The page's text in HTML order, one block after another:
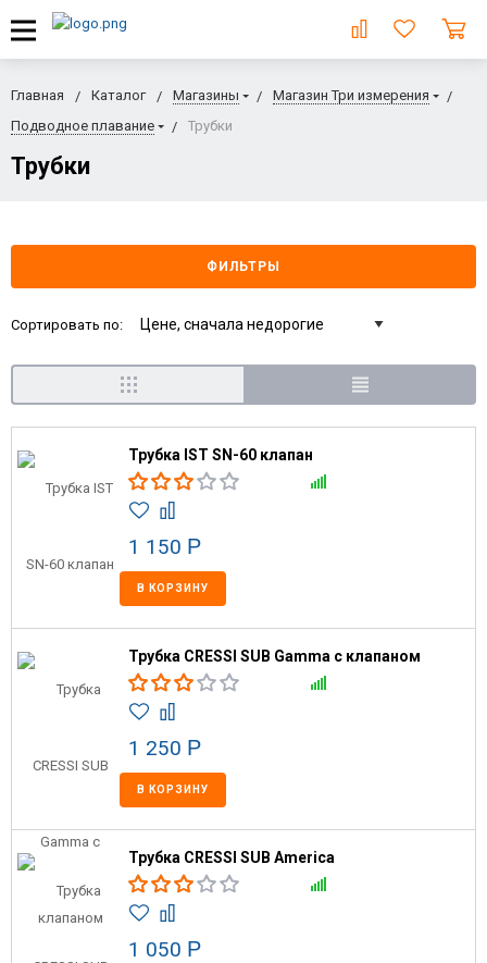
Главная Каталог Магазины
Магазин Три измерения
Подводное плавание
Трубки
Трубки
ФИЛЬТРЫ
Сортировать по:
Трубка IST SN-60 клапан
1 150 Р
В КОРЗИНУ
Трубка CRESSI SUB Gamma с клапаном
1 250 Р
В КОРЗИНУ
Трубка CRESSI SUB America
1 050 Р